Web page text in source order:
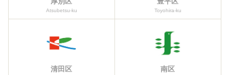
Atsubetsu-ku Toyohira-ku
清田区 南区